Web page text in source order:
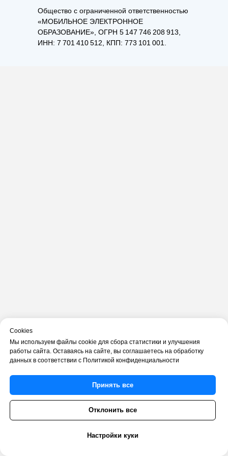
Cookies
Мы используем файлы cookie для сбора статистики и улучшения
работы сайта. Оставаясь на сайте, вы соглашаетесь на обработку
данных в соответствии с Политикой конфиденциальности
Принять все
Отклонить все
Настройки куки
Общество с ограниченной ответственностью
«МОБИЛЬНОЕ ЭЛЕКТРОННОЕ
ОБРАЗОВАНИЕ», ОГРН 5 147 746 208 913,
ИНН: 7 701 410 512, КПП: 773 101 001.